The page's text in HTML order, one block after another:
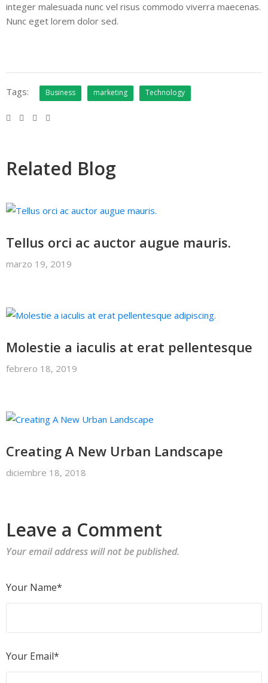
integer malesuada nunc vel risus commodo viverra maecenas.
Nunc eget lorem dolor sed.
Tags: Business marketing Technology
Related Blog
Tellus orci ac auctor augue mauris.
marzo 19, 2019
Molestie a iaculis at erat pellentesque
febrero 18, 2019
Creating A New Urban Landscape
diciembre 18, 2018
Leave a Comment
Your email address will not be published.
Your Name*
Your Email*